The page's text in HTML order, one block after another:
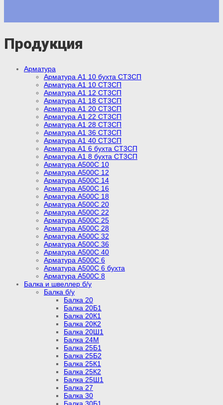
Продукция
Арматура
Арматура А1 10 бухта СТ3СП
Арматура А1 10 СТ3СП
Арматура А1 12 СТ3СП
Арматура А1 18 СТ3СП
Арматура А1 20 СТ3СП
Арматура А1 22 СТ3СП
Арматура А1 28 СТ3СП
Арматура А1 36 СТ3СП
Арматура А1 40 СТ3СП
Арматура А1 6 бухта СТ3СП
Арматура А1 8 бухта СТ3СП
Арматура А500С 10
Арматура А500С 12
Арматура А500С 14
Арматура А500С 16
Арматура А500С 18
Арматура А500С 20
Арматура А500С 22
Арматура А500С 25
Арматура А500С 28
Арматура А500С 32
Арматура А500С 36
Арматура А500С 40
Арматура А500С 6
Арматура А500С 6 бухта
Арматура А500С 8
Балка и швеллер б/у
Балка б/у
Балка 20
Балка 20Б1
Балка 20К1
Балка 20К2
Балка 20Ш1
Балка 24М
Балка 25Б1
Балка 25Б2
Балка 25К1
Балка 25К2
Балка 25Ш1
Балка 27
Балка 30